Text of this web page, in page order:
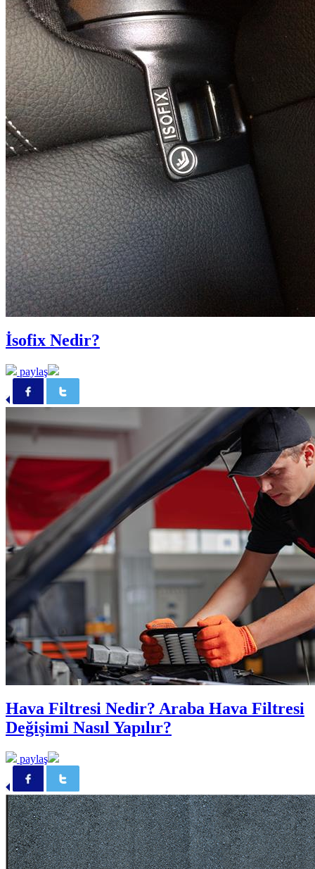
İsofix Nedir?
paylaş
Hava Filtresi Nedir? Araba Hava Filtresi
Değişimi Nasıl Yapılır?
paylaş